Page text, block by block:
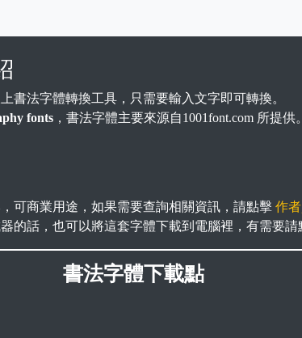
書法字體轉換工具，只需要輸入文字即可轉換。
fonts ，書法字體主要來源自1001font.com 所提供。
可商業用途，如果需要查詢相關資訊，請點擊作
的話，也可以將這套字體下載到電腦裡，有需要請
書法字體下載點